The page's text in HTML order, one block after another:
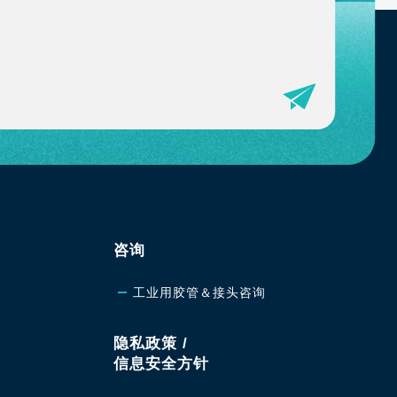
咨询
工业用胶管＆接头咨询
隐私政策 /
信息安全方针